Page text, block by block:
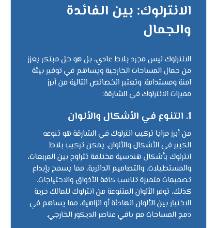
الانترلوك: بين الفائدة
والجمال
الانترلوك ليس مجرد بلاط عادي، بل هو حل مبتكر يعزز
من جمال المساحات الخارجية ويساهم في توفير بيئة
آمنة ومستدامة. وتعتبر الخصائص التالية من أبرز
مميزات الانترلوك في الشارقة:
1. التنوع في الأشكال والألوان
من أبرز مزايا تركيب انترلوك في الشارقة هو تنوعه
الكبير في الأشكال والألوان. يمكن تركيب بلاط
انترلوك بأشكال هندسية مختلفة تتراوح بين المربعات،
والمستطيلات، والتصاميم الدائرية، مما يسمح بإبداع
تصميمات متميزة تناسب كافة الأذواق والاحتياجات.
كذلك، توفر الألوان المتنوعة من انترلوك للمالك حرية
الاختيار بين الألوان الهادئة أو الزاهية، مما يساهم في
دمج المساحات مع باقي عناصر الديكور الخارجي.